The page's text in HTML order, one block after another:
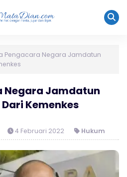
Pengacara Negara Jamdatun
Negara Jamdatun
Kemenkes
4 Februari 2022 Hukum